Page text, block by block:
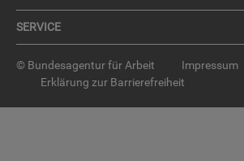
SER­VICE
© Bundesagentur für Arbeit Impressum
Erklärung zur Barrierefreiheit